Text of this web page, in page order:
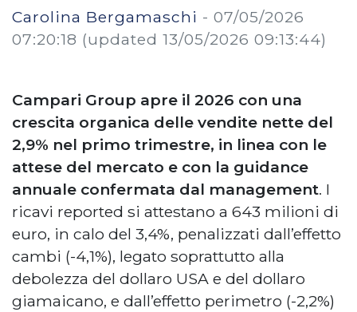
Carolina Bergamaschi - 07/05/2026
07:20:18 (updated 13/05/2026 09:13:44)
Campari Group apre il 2026 con una
crescita organica delle vendite nette del
2,9% nel primo trimestre, in linea con le
attese del mercato e con la guidance
annuale confermata dal management. I
ricavi reported si attestano a 643 milioni di
euro, in calo del 3,4%, penalizzati dall’effetto
cambi (-4,1%), legato soprattutto alla
debolezza del dollaro USA e del dollaro
giamaicano, e dall’effetto perimetro (-2,2%)